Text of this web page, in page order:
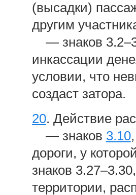
(высадки)
другим
— знаков
инкассации
условии, что
создаст затора.
20. Действие
— знаков 3.10
дороги, у
знаков
территории,